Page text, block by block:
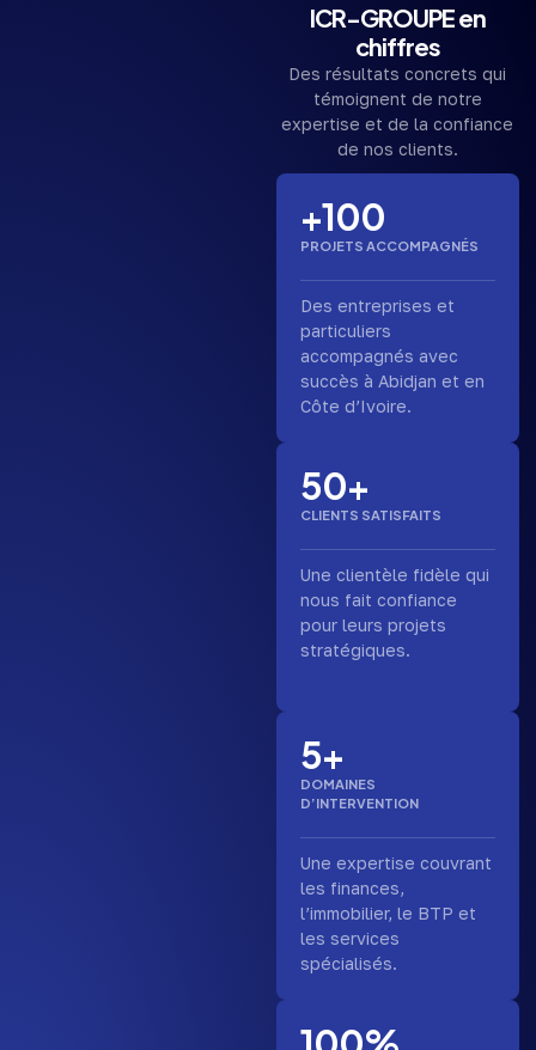
ICR-GROUPE en
chiffres
Des résultats concrets qui
témoignent de notre
expertise et de la confiance
de nos clients.
+100
PROJETS ACCOMPAGNÉS
Des entreprises et
particuliers
accompagnés avec
succès à Abidjan et en
Côte d’Ivoire.
50+
CLIENTS SATISFAITS
Une clientèle fidèle qui
nous fait confiance
pour leurs projets
stratégiques.
5+
DOMAINES
D’INTERVENTION
Une expertise couvrant
les finances,
l’immobilier, le BTP et
les services
spécialisés.